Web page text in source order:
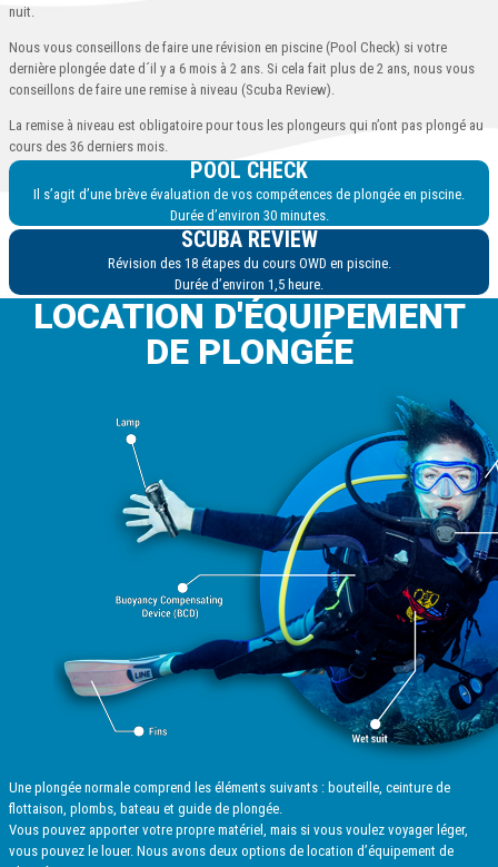
nuit.
Nous vous conseillons de faire une révision en piscine (Pool Check) si votre
dernière plongée date d´il y a 6 mois à 2 ans. Si cela fait plus de 2 ans, nous vous
conseillons de faire une remise à niveau (Scuba Review).
La remise à niveau est obligatoire pour tous les plongeurs qui n’ont pas plongé au
cours des 36 derniers mois.
POOL CHECK
Il s’agit d’une brève évaluation de vos compétences de plongée en piscine.
Durée d’environ 30 minutes.
SCUBA REVIEW
Révision des 18 étapes du cours OWD en piscine.
Durée d’environ 1,5 heure.
LOCATION D'ÉQUIPEMENT
DE PLONGÉE
Une plongée normale comprend les éléments suivants : bouteille, ceinture de
flottaison, plombs, bateau et guide de plongée.
Vous pouvez apporter votre propre matériel, mais si vous voulez voyager léger,
vous pouvez le louer. Nous avons deux options de location d’équipement de